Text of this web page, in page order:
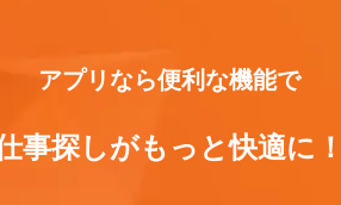
アプリなら便利な機能で
事探しがもっと快適に